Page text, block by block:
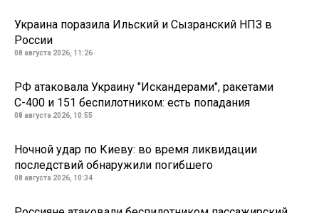
Украина поразила Ильский и Сызранский НПЗ в
России
08 августа 2026, 11:26
РФ атаковала Украину "Искандерами", ракетами
С-400 и 151 беспилотником: есть попадания
08 августа 2026, 10:55
Ночной удар по Киеву: во время ликвидации
последствий обнаружили погибшего
08 августа 2026, 10:34